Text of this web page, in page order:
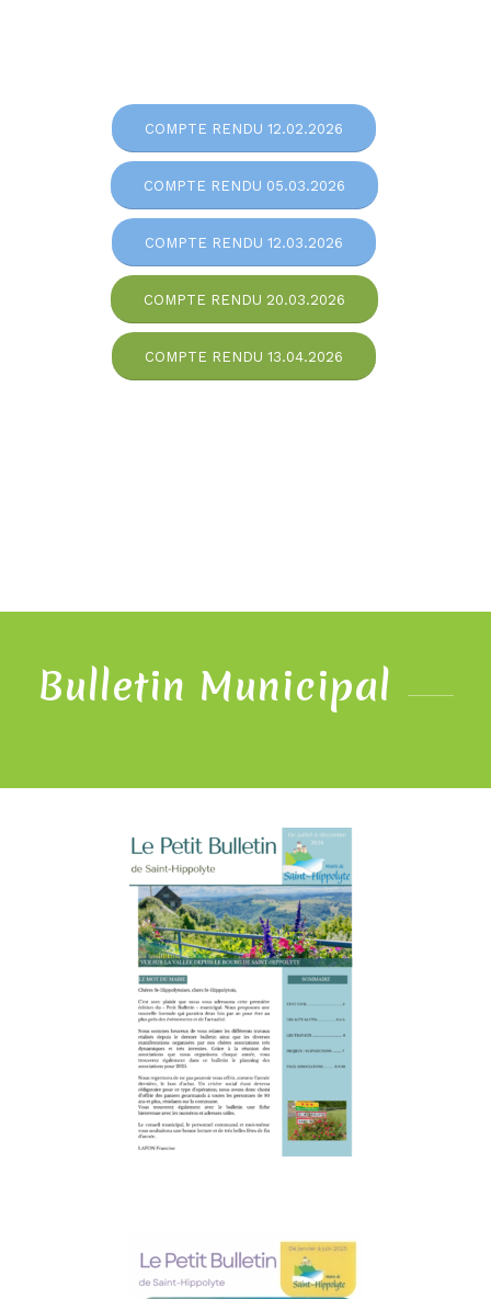
COMPTE RENDU 12.02.2026
COMPTE RENDU 05.03.2026
COMPTE RENDU 12.03.2026
COMPTE RENDU 20.03.2026
COMPTE RENDU 13.04.2026
Bulletin Municipal